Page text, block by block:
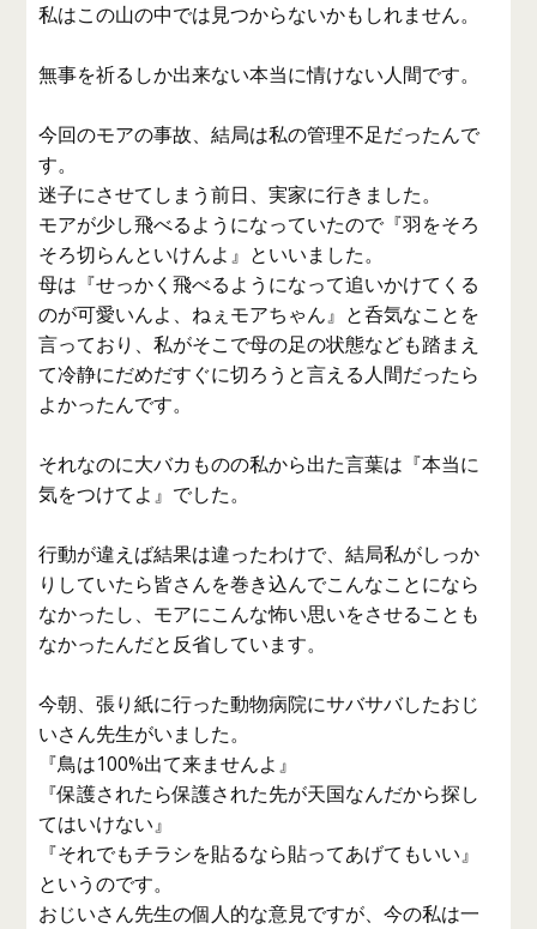
私はこの山の中では見つからないかもしれません。
無事を祈るしか出来ない本当に情けない人間です。
今回のモアの事故、結局は私の管理不足だったんで
す。
迷子にさせてしまう前日、実家に行きました。
モアが少し飛べるようになっていたので『羽をそろ
そろ切らんといけんよ』といいました。
母は『せっかく飛べるようになって追いかけてくる
のが可愛いんよ、ねぇモアちゃん』と呑気なことを
言っており、私がそこで母の足の状態なども踏まえ
て冷静にだめだすぐに切ろうと言える人間だったら
よかったんです。
それなのに大バカものの私から出た言葉は『本当に
気をつけてよ』でした。
行動が違えば結果は違ったわけで、結局私がしっか
りしていたら皆さんを巻き込んでこんなことになら
なかったし、モアにこんな怖い思いをさせることも
なかったんだと反省しています。
今朝、張り紙に行った動物病院にサバサバしたおじ
いさん先生がいました。
『鳥は100%出て来ませんよ』
『保護されたら保護された先が天国なんだから探し
てはいけない』
『それでもチラシを貼るなら貼ってあげてもいい』
というのです。
おじいさん先生の個人的な意見ですが、今の私は一